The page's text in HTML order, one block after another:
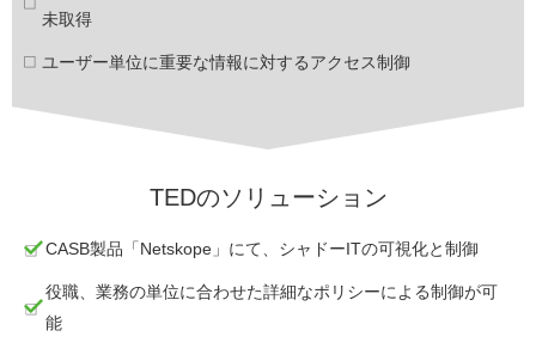
未取得
ユーザー単位に重要な情報に対するアクセス制御
TEDのソリューション
CASB製品「Netskope」にて、シャドーITの可視化と制御
役職、業務の単位に合わせた詳細なポリシーによる制御が可
能